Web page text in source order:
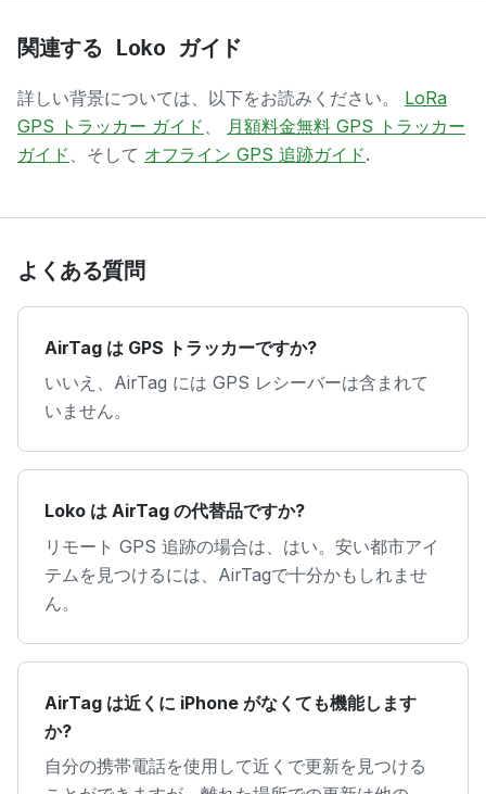
関連する Loko ガイド
詳しい背景については、以下をお読みください。 LoRa
GPS トラッカー ガイド 、 月額料金無料 GPS トラッカー
ガイド 、そして オフライン GPS 追跡ガイド.
よくある質問
AirTag は GPS トラッカーですか?
いいえ、AirTag には GPS レシーバーは含まれて
いません。
Loko は AirTag の代替品ですか?
リモート GPS 追跡の場合は、はい。安い都市アイ
テムを見つけるには、AirTagで十分かもしれませ
ん。
AirTag は近くに iPhone がなくても機能します
か?
自分の携帯電話を使用して近くで更新を見つける